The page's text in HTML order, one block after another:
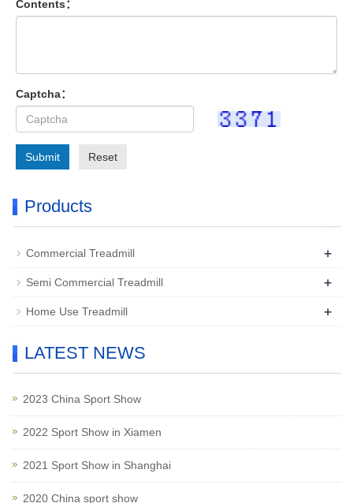
Contents：
Captcha：
Submit Reset
Products
Commercial Treadmill +
Semi Commercial Treadmill +
Home Use Treadmill +
LATEST NEWS
2023 China Sport Show
2022 Sport Show in Xiamen
2021 Sport Show in Shanghai
2020 China sport show